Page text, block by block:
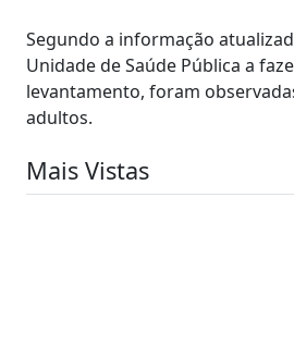
Segundo a informação
Unidade de Saúde Pública a
levantamento, foram
adultos.
Mais Vistas